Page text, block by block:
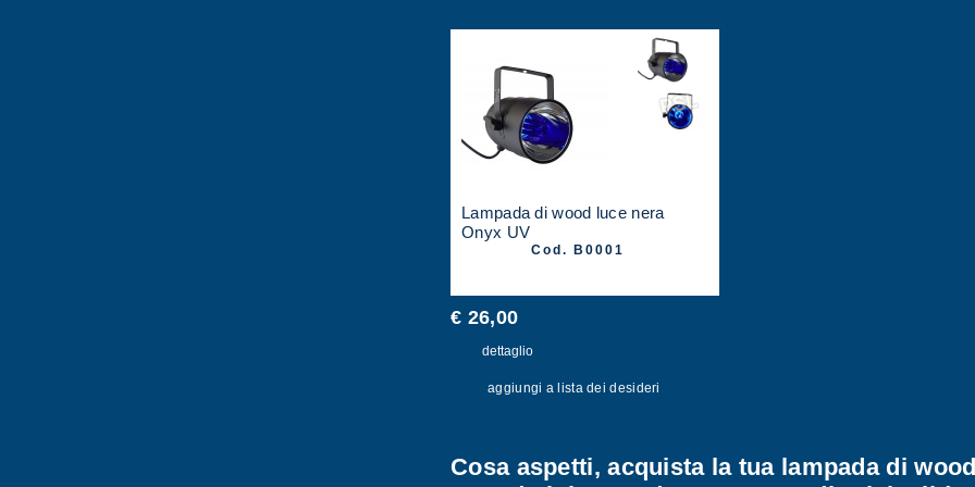
Lampada di wood luce nera
Onyx UV
Cod. B0001
€ 26,00
dettaglio
aggiungi a lista dei desideri
Cosa aspetti, acquista la tua lampada di